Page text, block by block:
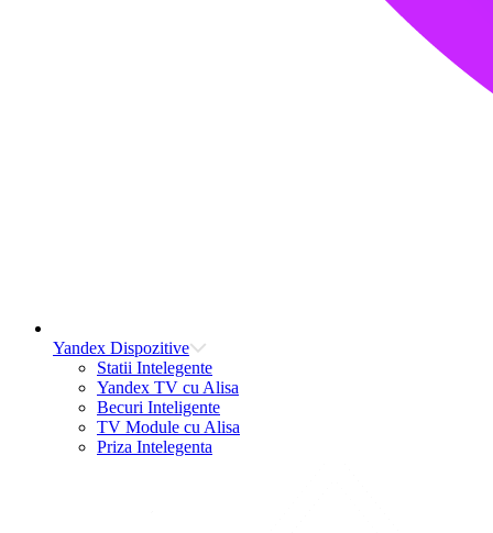
Yandex Dispozitive
Statii Intelegente
Yandex TV cu Alisa
Becuri Inteligente
TV Module cu Alisa
Priza Intelegenta